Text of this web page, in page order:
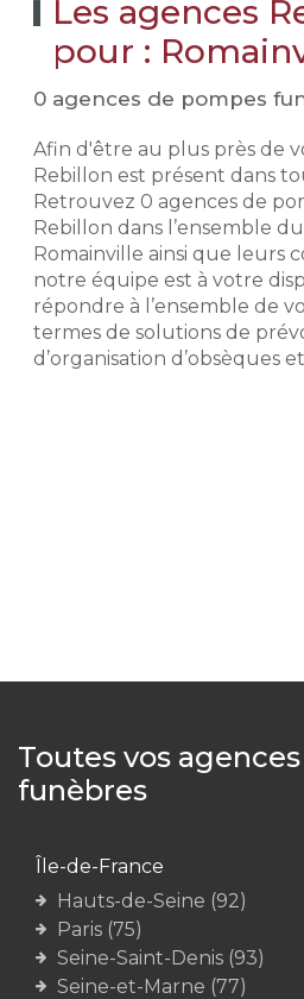
Les agences
pour :
0 agences de pompes
Afin d'être au plus près de
Rebillon est présent dans
Retrouvez 0 agences de
Rebillon dans l’ensemble
Romainville ainsi que leurs
notre équipe est à votre
répondre à l’ensemble de
termes de solutions de
d’organisation d’obsèques
Toutes vos
funèbres
Île-de-France
Hauts-de-Seine (92)
Paris (75)
Seine-Saint-Denis (93)
Seine-et-Marne (77)